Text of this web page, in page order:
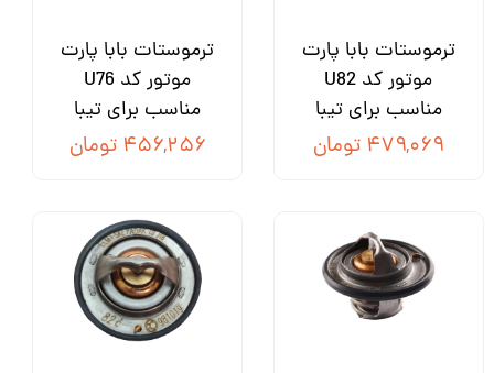
ترموستات بابا پارت
موتور کد U82
مناسب برای تیبا
۴۷۹,۰۶۹ تومان
ترموستات بابا پارت
موتور کد U76
مناسب برای تیبا
۴۵۶,۲۵۶ تومان